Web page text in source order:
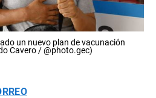
un nuevo plan de vacunación
Cavero / @photo.gec)